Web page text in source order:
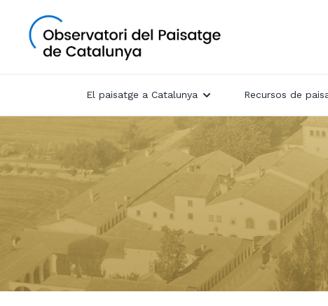
El paisatge a Catalunya Recursos de